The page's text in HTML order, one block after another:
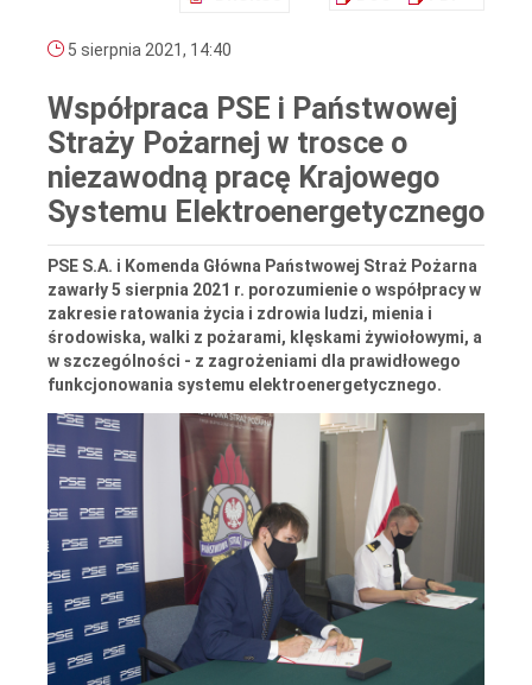
5 sierpnia 2021, 14:40
Współpraca PSE i Państwowej
Straży Pożarnej w trosce o
niezawodną pracę Krajowego
Systemu Elektroenergetycznego
PSE S.A. i Komenda Główna Państwowej Straż Pożarna
zawarły 5 sierpnia 2021 r. porozumienie o współpracy w
zakresie ratowania życia i zdrowia ludzi, mienia i
środowiska, walki z pożarami, klęskami żywiołowymi, a
w szczególności - z zagrożeniami dla prawidłowego
funkcjonowania systemu elektroenergetycznego.